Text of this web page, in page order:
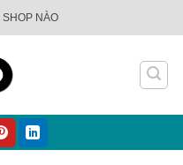
SHOP NÀO